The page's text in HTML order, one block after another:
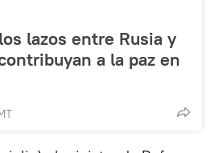
lazos entre Rusia y
a la paz en